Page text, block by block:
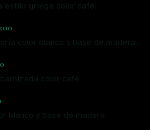
estilo griega color café.
color blanco y base de madera.
color cafe.
blanco y base de madera.